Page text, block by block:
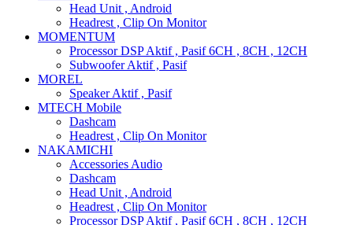
Head Unit , Android
Headrest , Clip On Monitor
MOMENTUM
Processor DSP Aktif , Pasif 6CH , 8CH , 12CH
Subwoofer Aktif , Pasif
MOREL
Speaker Aktif , Pasif
MTECH Mobile
Dashcam
Headrest , Clip On Monitor
NAKAMICHI
Accessories Audio
Dashcam
Head Unit , Android
Headrest , Clip On Monitor
Processor DSP Aktif , Pasif 6CH , 8CH , 12CH